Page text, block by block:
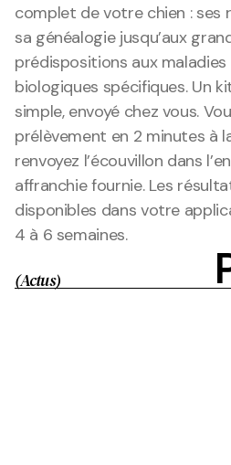
(Actus)
complet de votre chien : ses
sa généalogie jusqu’aux
prédispositions aux
biologiques spécifiques. Un
simple, envoyé chez vous.
prélèvement en 2 minutes à
renvoyez l’écouvillon dans
affranchie fournie. Les
disponibles dans votre
4 à 6 semaines.